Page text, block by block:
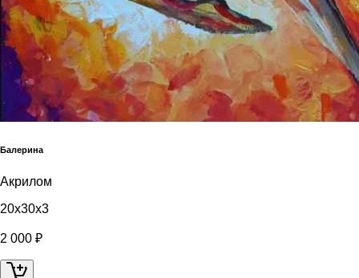
Балерина
Акрилом
20x30x3
2 000 ₽